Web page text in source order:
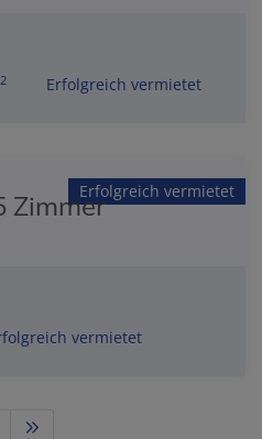
2 Erfolgreich vermietet
Erfolgreich vermietet
Zimmer
vermietet